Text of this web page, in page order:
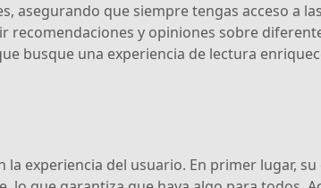
asegurando que siempre tengas acceso a
y opiniones sobre
busque una experiencia de lectura
experiencia del usuario. En primer lugar,